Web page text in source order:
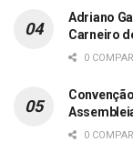
Adriano
Carneiro
0
0